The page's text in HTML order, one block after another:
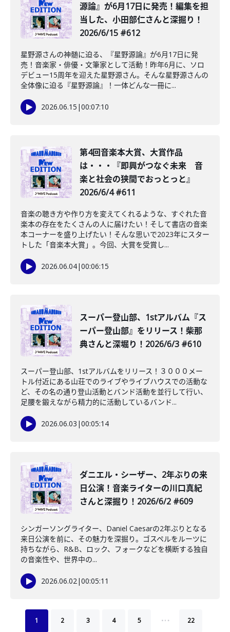
源論』が6月17日に発売！編集を担
当した、小田部仁さんと深掘り！
2026/6/15 #612
星野源さんの神髄に迫る、『星野源論』が6月17日に発
売！音楽家・俳優・文筆家として活動！昨年6月に、ソロ
デビュー15周年を迎えた星野源さん。そんな星野源さんの
全体像に迫る『星野源論』！一体どんな一冊に...
2026.06.15 |00:07:10
第4回音楽本大賞、大賞作品
は・・・『即興がつなぐ未来 音
楽と社会の狭間でおっとっと』
2026/6/4 #611
音楽の聴き方や作り方を変えてくれるような、すぐれた音
楽本の存在をたくさんの人に届けたい！そして書店の音楽
本コーナーを盛り上げたい！そんな思いで2023年にスター
トした「音楽本大賞」。今回、大賞を受賞し...
2026.06.04|00:06:15
スーパー登山部、1stアルバム『ス
ーパー登山部』をリリース！柴那
典さんと深堀り！2026/6/3 #610
スーパー登山部、1stアルバムをリリース！３０００メー
トル付近にある山荘でのライブやライブハウスでの活動な
ど、その名の通り登山活動とバンド活動を並行して行い、
足腰を鍛えながら精力的に活動しているバンド...
2026.06.03 |00:05:14
ダニエル・シーザー、2年ぶりの来
日公演！音楽ライターの川口真紀
さんと深掘り！2026/6/2 #609
シンガーソングライター、Daniel Caesarの2年ぶりとなる
来日公演を前に、その魅力を深掘り。ゴスペルをルーツに
持ちながら、R&B、ロック、フォークなどを横断する独自
の音楽性や、世界中の...
2026.06.02|00:05:11
1 2 3 4 5 … 22